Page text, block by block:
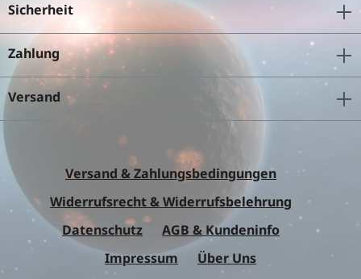
Sicherheit
Zahlung
Versand
Versand & Zahlungsbedingungen
Widerrufsrecht & Widerrufsbelehrung
Datenschutz
AGB & Kundeninfo
Impressum
Über Uns